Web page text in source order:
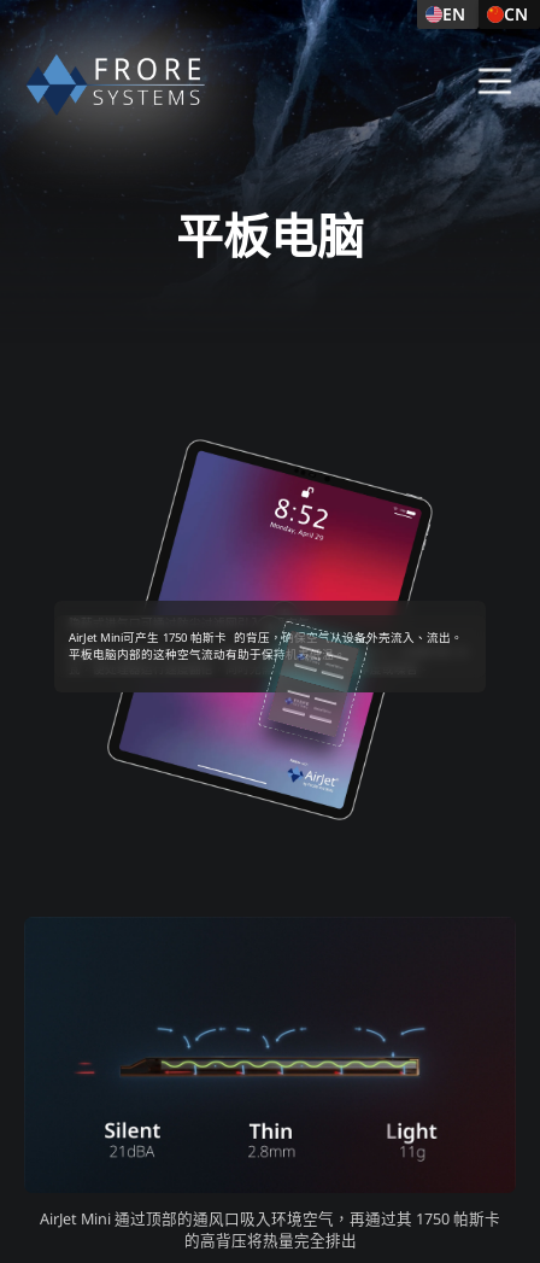
EN CN
平板电脑​
通过AirJet ，即使是采用超薄设计的 10 英寸专业平板电脑，其性能也能翻倍
提升，从 5 瓦增加到 10 瓦，同时还能保持平板电脑的低温、静音。
隐蔽式 1 毫米排气口可将 100% 饱和热量的空气排出设备
采用两个AirJet Minis，6mm 厚的平板电脑的散热极限可以从 5 瓦提升至 10
瓦，使处理器运行速度翻倍，同时无需增加平板电脑的厚度或噪音。
隐蔽式进气口可通过防尘过滤网引入环境空气、
AirJet Mini可产生 1750 帕斯卡 的背压，确保空气从设备外壳流入、流出。
平板电脑内部的这种空气流动有助于保持机表低温。
AirJet Mini 通过顶部的通风口吸入环境空气，再通过其 1750 帕斯卡
的高背压将热量完全排出​